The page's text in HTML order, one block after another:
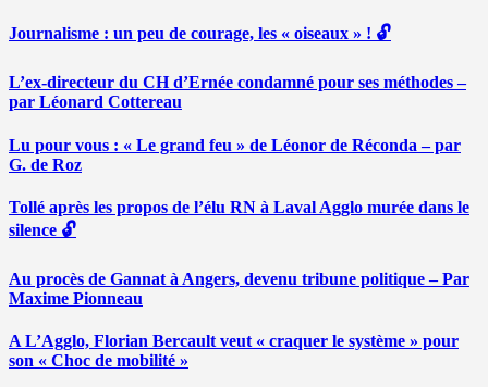
Journalisme : un peu de courage, les « oiseaux » ! 🔓
L’ex-directeur du CH d’Ernée condamné pour ses méthodes –
par Léonard Cottereau
Lu pour vous : « Le grand feu » de Léonor de Réconda – par
G. de Roz
Tollé après les propos de l’élu RN à Laval Agglo murée dans le
silence 🔓
Au procès de Gannat à Angers, devenu tribune politique – Par
Maxime Pionneau
A L’Agglo, Florian Bercault veut « craquer le système » pour
son « Choc de mobilité »